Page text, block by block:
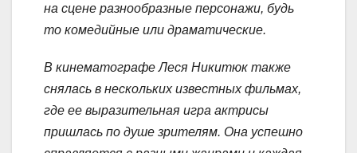
на сцене разнообразные персонажи, будь
то комедийные или драматические.
В кинематографе Леся Никитюк также
снялась в нескольких известных фильмах,
где ее выразительная игра актрисы
пришлась по душе зрителям. Она успешно